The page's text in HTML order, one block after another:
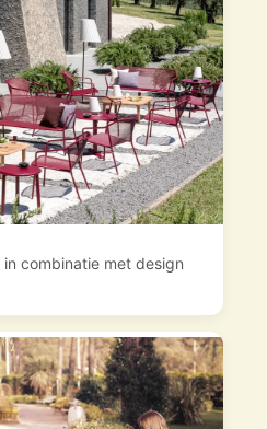
in combinatie met design